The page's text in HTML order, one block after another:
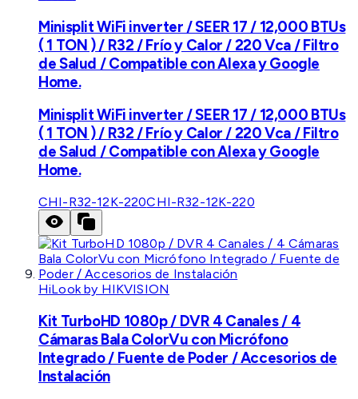
Minisplit WiFi inverter / SEER 17 / 12,000 BTUs
( 1 TON ) / R32 / Frío y Calor / 220 Vca / Filtro
de Salud / Compatible con Alexa y Google
Home.
Minisplit WiFi inverter / SEER 17 / 12,000 BTUs
( 1 TON ) / R32 / Frío y Calor / 220 Vca / Filtro
de Salud / Compatible con Alexa y Google
Home.
CHI-R32-12K-220CHI-R32-12K-220
HiLook by HIKVISION
Kit TurboHD 1080p / DVR 4 Canales / 4
Cámaras Bala ColorVu con Micrófono
Integrado / Fuente de Poder / Accesorios de
Instalación